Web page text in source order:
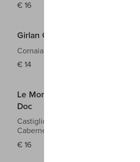
€ 16
Girlan Gschleier Alto Adige
Cornaiano
€ 14
Le Mortelle Botrosecco
Doc
Castiglione della Pescaia
Cabernet Franc
€ 16